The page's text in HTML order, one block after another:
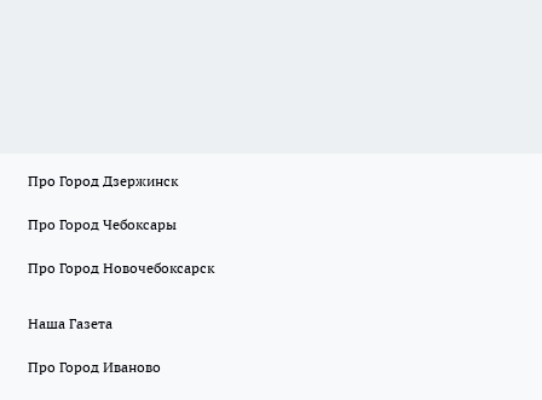
Про Город Дзержинск
Про Город Чебоксары
Про Город Новочебоксарск
Наша Газета
Про Город Иваново